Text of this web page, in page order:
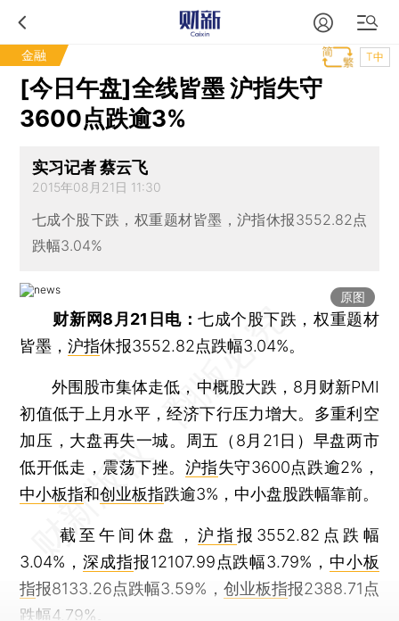
金融 T中
[今日午盘]全线皆墨 沪指失守
3600点跌逾3%
实习记者 蔡云飞
2015年08月21日 11:30
七成个股下跌，权重题材皆墨，沪指休报3552.82点
跌幅3.04%
原图
财新网8月21日电：七成个股下跌，权重题材
皆墨，沪指休报3552.82点跌幅3.04%。
外围股市集体走低，中概股大跌，8月财新PMI
初值低于上月水平，经济下行压力增大。多重利空
加压，大盘再失一城。周五（8月21日）早盘两市
低开低走，震荡下挫。 沪指失守3600点跌逾2%，
中小板指和创业板指跌逾3%，中小盘股跌幅靠前。
截至午间休盘， 沪指报3552.82点跌幅
3.04%，深成指报12107.99点跌幅3.79%， 中小板
指报8133.26点跌幅3.59%， 创业板指报2388.71点
跌幅4.79%。